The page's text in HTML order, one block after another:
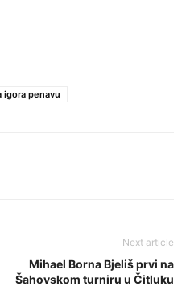
igora penavu
Next article
Mihael Borna Bjeliš prvi na
Šahovskom turniru u Čitluku